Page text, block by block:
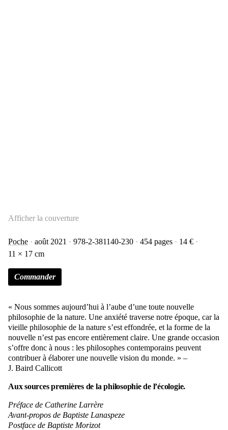
Afficher la couverture
Poche août 2021 978-2-381140-230 454 pages
14 €
11 × 17 cm
Commander
« Nous sommes aujourd’hui à l’aube d’une toute nouvelle
philosophie de la nature. Une anxiété traverse notre époque, car la
vieille philosophie de la nature s’est effondrée, et la forme de la
nouvelle n’est pas encore entièrement claire. Une grande occasion
s’offre donc à nous : les philosophes contemporains peuvent
contribuer à élaborer une nouvelle vision du monde. » –
J. Baird Callicott
Aux sources premières de la philosophie de l’écologie.
Préface de Catherine Larrère
Avant-propos de Baptiste Lanaspeze
Postface de Baptiste Morizot